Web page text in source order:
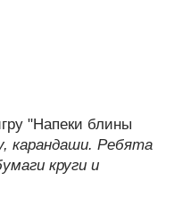
"Напеки блины
карандаши. Ребята
круги и